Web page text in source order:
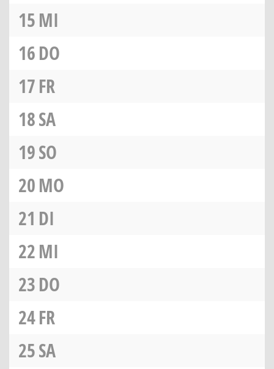
15MI
16DO
17FR
18SA
19SO
20MO
21 DI
22MI
23DO
24FR
25SA